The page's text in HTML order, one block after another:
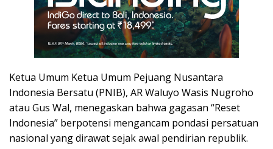
Ketua Umum Ketua Umum Pejuang Nusantara
Indonesia Bersatu (PNIB), AR Waluyo Wasis Nugroho
atau Gus Wal, menegaskan bahwa gagasan “Reset
Indonesia” berpotensi mengancam pondasi persatuan
nasional yang dirawat sejak awal pendirian republik.